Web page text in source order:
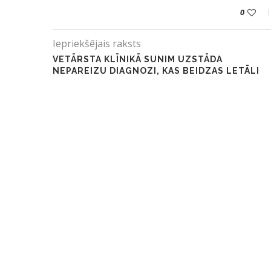
0
Iepriekšējais raksts
VETĀRSTA KLĪNIKĀ SUNIM UZSTĀDA
NEPAREIZU DIAGNOZI, KAS BEIDZAS LETĀLI